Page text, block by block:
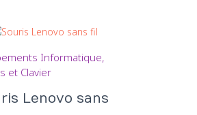
Informatique
et Clavier
Lenovo sans